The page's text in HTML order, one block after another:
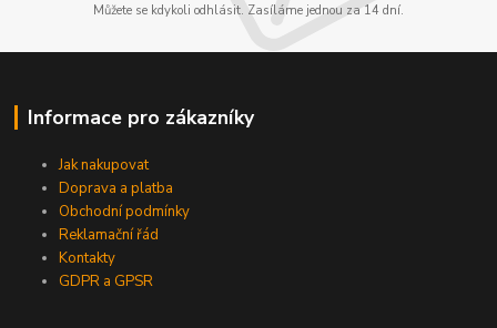
Můžete se kdykoli odhlásit. Zasíláme jednou za 14 dní.
Informace pro zákazníky
Jak nakupovat
Doprava a platba
Obchodní podmínky
Reklamační řád
Kontakty
GDPR a GPSR